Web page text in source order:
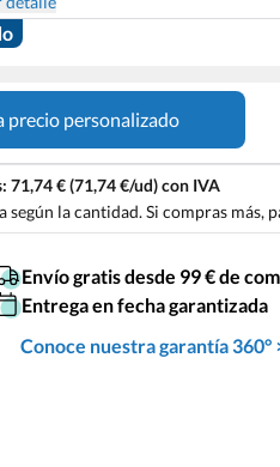
precio personalizado
71,74 € (71,74 €/ud) con IVA
según la cantidad. Si compras más,
Envío gratis desde 99 € de
Entrega en fecha garantizada
Conoce nuestra garantía 360°